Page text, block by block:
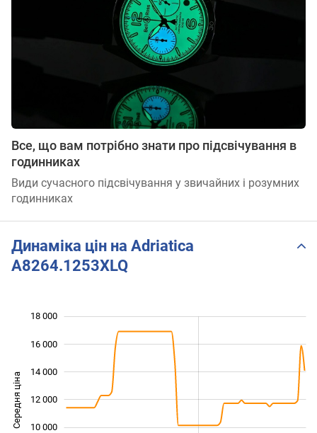
Все, що вам потрібно знати про підсвічування в
годинниках
Види сучасного підсвічування у звичайних і розумних
годинниках
Динаміка цін на Adriatica
A8264.1253XLQ
Середня ціна 10 000
10 000
12 000
14 000
16 000
18 000